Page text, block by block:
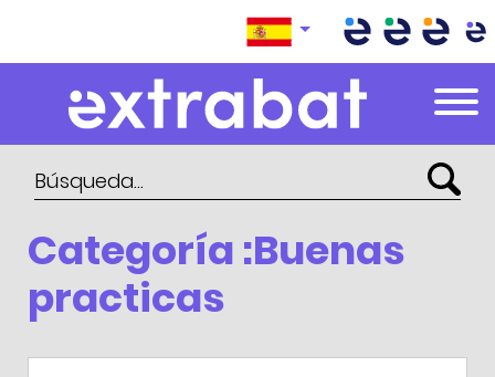
Extrabat – Le Blog
Categoría :Buenas
practicas